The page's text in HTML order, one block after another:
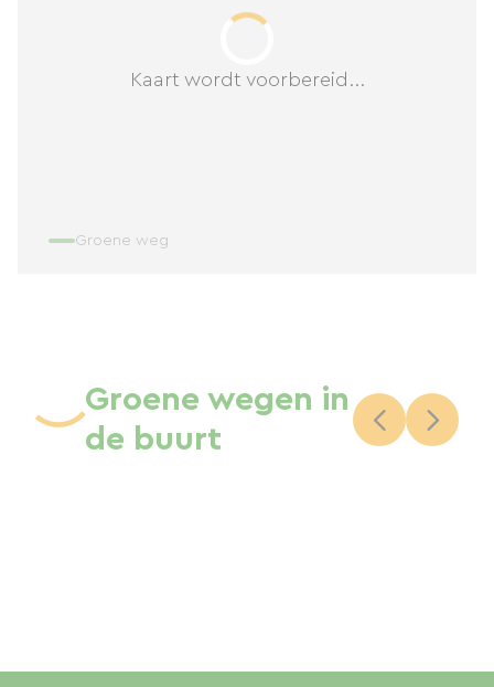
Kaart wordt voorbereid...
Groene weg
Groene wegen in
de buurt